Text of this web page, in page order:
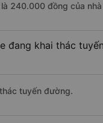
240.000 đồng của
đang khai thác
tuyến đường.